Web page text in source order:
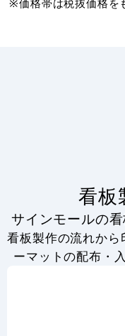
※価格帯は税抜価格を
看板
サインモールの
看板製作の流れから
ーマットの配布・